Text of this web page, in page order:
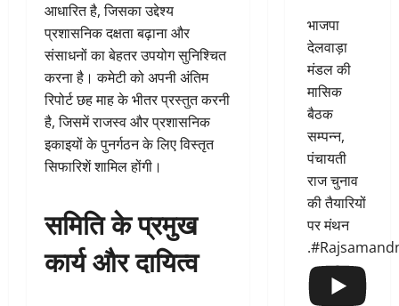
आधारित है, जिसका उद्देश्य
प्रशासनिक दक्षता बढ़ाना और
संसाधनों का बेहतर उपयोग सुनिश्चित
करना है। कमेटी को अपनी अंतिम
रिपोर्ट छह माह के भीतर प्रस्तुत करनी
है, जिसमें राजस्व और प्रशासनिक
इकाइयों के पुनर्गठन के लिए विस्तृत
सिफारिशें शामिल होंगी।
समिति के प्रमुख
कार्य और दायित्व
भाजपा
देलवाड़ा
मंडल की
मासिक
बैठक
सम्पन्न,
पंचायती
राज चुनाव
की तैयारियों
पर मंथन